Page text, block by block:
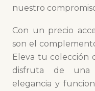
nuestro
Con un precio
son el
Eleva tu colección
disfruta de una
elegancia y